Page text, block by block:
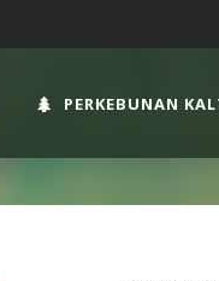
PERKEBUNAN